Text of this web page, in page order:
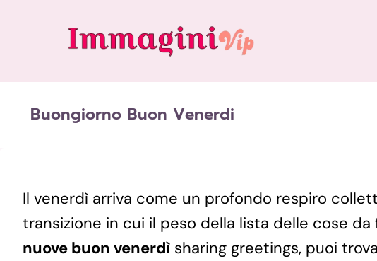
Buongiorno Buon Venerdi
Il venerdì arriva come un profondo respiro
transizione in cui il peso della lista delle cose
nuove buon venerdì sharing greetings, puoi